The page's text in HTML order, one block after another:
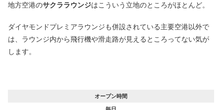
地方空港のサクララウンジはこういう立地のところがほとんど。
ダイヤモンドプレミアラウンジも併設されている主要空港以外で
は、ラウンジ内から飛行機や滑走路が見えるところってない気が
します。
オープン時間